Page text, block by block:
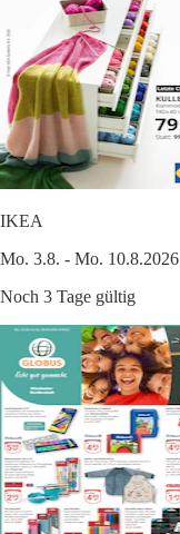
IKEA
Mo. 3.8. - Mo. 10.8.2026
Noch 3 Tage gültig